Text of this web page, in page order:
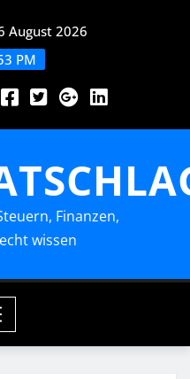
August 2026
PM
Finanzen,
wissen